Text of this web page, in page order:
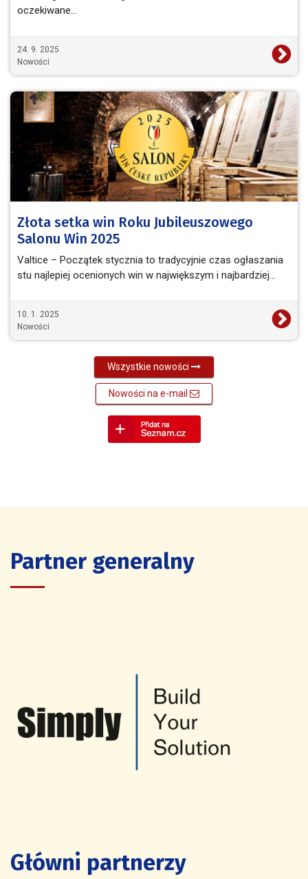
oczekiwane…
24. 9. 2025
Nowości
Złota setka win Roku Jubileuszowego
Salonu Win 2025
Valtice – Początek stycznia to tradycyjnie czas ogłaszania
stu najlepiej ocenionych win w największym i najbardziej…
10. 1. 2025
Nowości
Wszystkie nowości
Nowości na e-mail
Partner generalny
Główni partnerzy